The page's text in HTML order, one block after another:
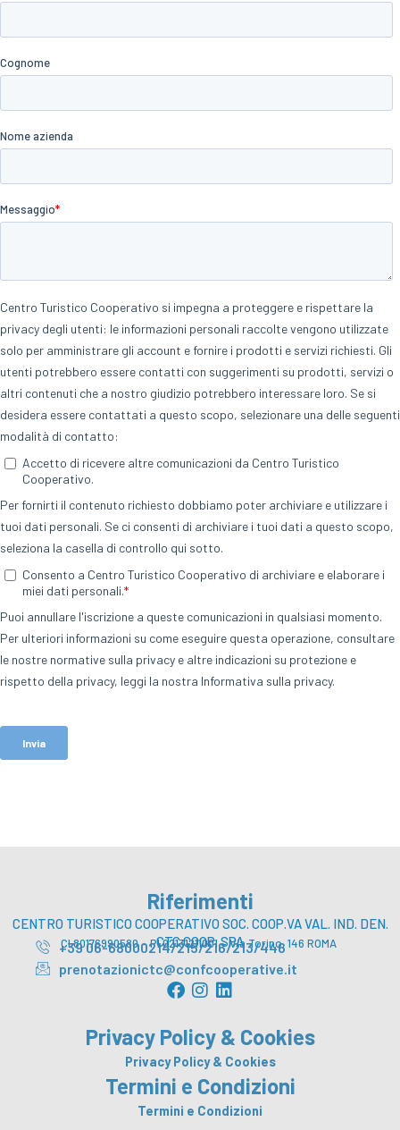
Riferimenti
CENTRO TURISTICO COOPERATIVO SOC. COOP.VA VAL. IND. DEN.
CTC COOP. SPA
CI 80176990580 – PI 02131211001 – Via Torino, 146 ROMA
+39 06-68000214/215/216/213/446
prenotazionictc@confcooperative.it
F
a
e
b
o
o
k
I
t
a
g
r
a
L
k
e
d
i
n
Privacy Policy & Cookies
Privacy Policy & Cookies
Termini e Condizioni
Termini e Condizioni